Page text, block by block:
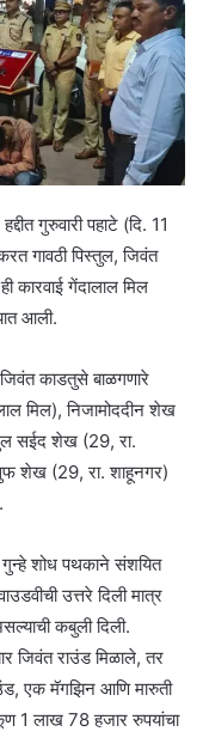
गुरुवारी पहाटे (दि. 11
गावठी पिस्तुल, जिवंत
गेंदालाल मिल
आली.
जिवंत काडतुसे बाळगणारे
मिल), निजामोददीन शेख
सईद शेख (29, रा.
शेख (29, रा. शाहूनगर)
गुन्हे शोध पथकाने संशयित
उत्तरे दिली मात्र
कबुली दिली.
जिवंत राउंड मिळाले, तर
एक मॅगझिन आणि मारुती
लाख 78 हजार रुपयांचा